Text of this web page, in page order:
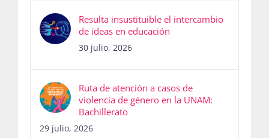
Resulta insustituible el intercambio
de ideas en educación
30 julio, 2026
Ruta de atención a casos de
violencia de género en la UNAM:
Bachillerato
29 julio, 2026